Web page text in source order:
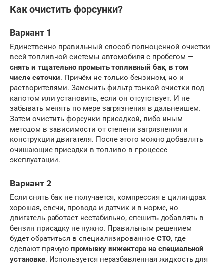
Как очистить форсунки?
Вариант 1
Единственно правильный способ полноценной очистки
всей топливной системы автомобиля с пробегом —
снять и тщательно промыть топливный бак, в том
числе сеточки. Причём не только бензином, но и
растворителями. Заменить фильтр тонкой очистки под
капотом или установить, если он отсутствует. И не
забывать менять по мере загрязнения в дальнейшем.
Затем очистить форсунки присадкой, либо иным
методом в зависимости от степени загрязнения и
конструкции двигателя. После этого можно добавлять
очищающие присадки в топливо в процессе
эксплуатации.
Вариант 2
Если снять бак не получается, компрессия в цилиндрах
хорошая, свечи, провода и датчик и в норме, но
двигатель работает нестабильно, спешить добавлять в
бензин присадку не нужно. Правильным решением
будет обратиться в специализированное СТО, где
сделают прямую промывку инжектора на специальной
установке. Используется неразбавленная жидкость для